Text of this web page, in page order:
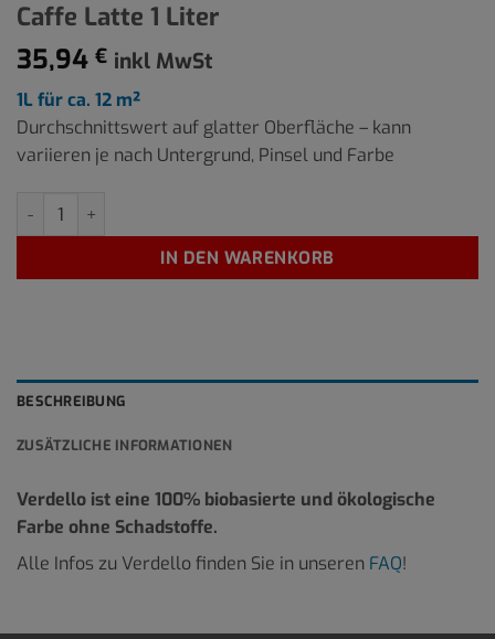
Caffe Latte 1 Liter
35,94 € inkl MwSt
1L für ca. 12 m²
Durchschnittswert auf glatter Oberfläche – kann
variieren je nach Untergrund, Pinsel und Farbe
Caffe Latte 1 Liter Menge
IN DEN WARENKORB
BESCHREIBUNG
ZUSÄTZLICHE INFORMATIONEN
Verdello ist eine 100% biobasierte und ökologische
Farbe ohne Schadstoffe.
Alle Infos zu Verdello finden Sie in unseren FAQ!